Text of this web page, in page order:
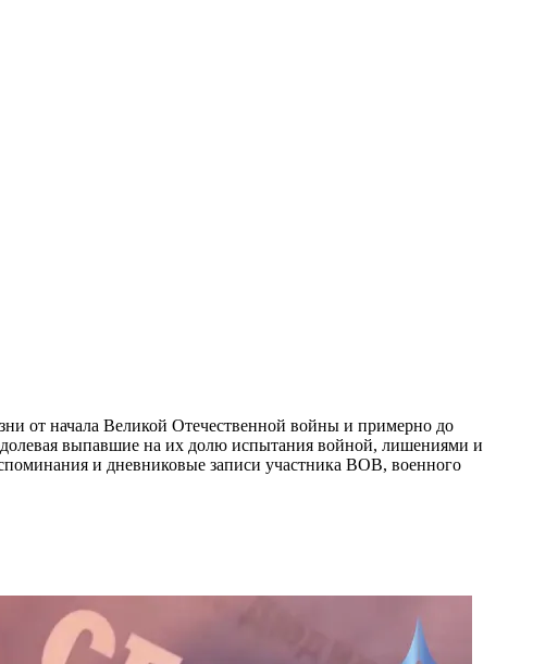
от начала Великой Отечественной войны и примерно до
выпавшие на их долю испытания войной, лишениями и
и дневниковые записи участника ВОВ, военного